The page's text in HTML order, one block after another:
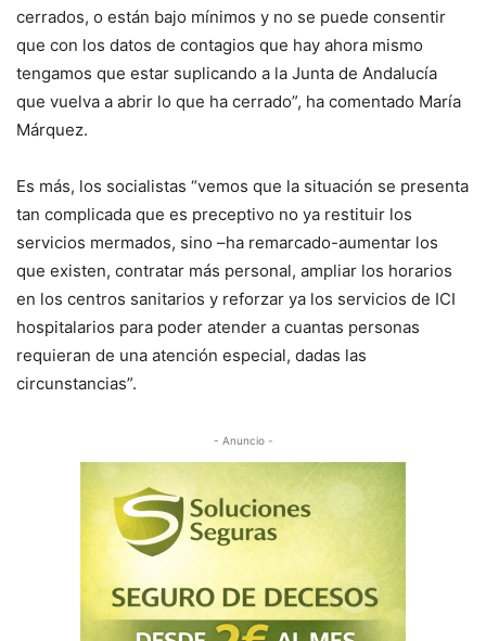
cerrados, o están bajo mínimos y no se puede consentir
que con los datos de contagios que hay ahora mismo
tengamos que estar suplicando a la Junta de Andalucía
que vuelva a abrir lo que ha cerrado”, ha comentado María
Márquez.
Es más, los socialistas “vemos que la situación se presenta
tan complicada que es preceptivo no ya restituir los
servicios mermados, sino –ha remarcado-aumentar los
que existen, contratar más personal, ampliar los horarios
en los centros sanitarios y reforzar ya los servicios de ICI
hospitalarios para poder atender a cuantas personas
requieran de una atención especial, dadas las
circunstancias”.
- Anuncio -